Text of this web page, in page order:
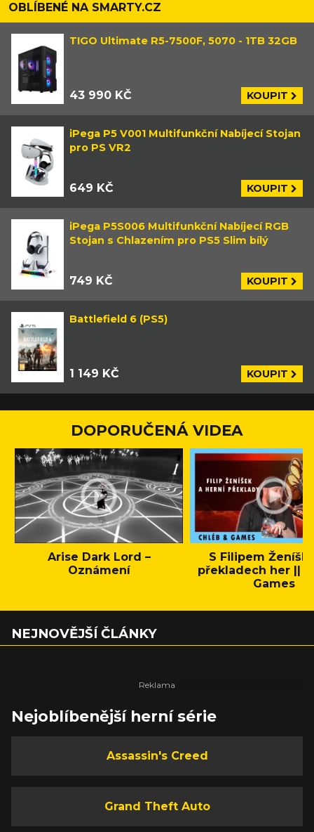
OBLÍBENÉ NA SMARTY.CZ
TIGO Ultimate R5-7500F, 5070 - 1TB 32GB
43 990 KČ KOUPIT
iPega P5 V001 Multifunkční Nabíjecí Stojan
pro PS VR2
649 KČ KOUPIT
iPega P5S006 Multifunkční Nabíjecí RGB
Stojan s Chlazením pro PS5 Slim bílý
749 KČ KOUPIT
Battlefield 6 (PS5)
1 149 KČ KOUPIT
DOPORUČENÁ VIDEA
Arise Dark Lord –
Oznámení
S Filipem
překladech her ||
Games
NEJNOVĚJŠÍ ČLÁNKY
Nejoblíbenější herní série
Assassin's Creed
Grand Theft Auto